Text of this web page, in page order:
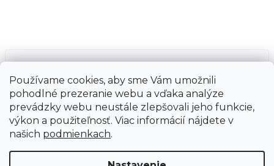
Používame cookies, aby sme Vám umožnili
pohodlné prezeranie webu a vďaka analýze
prevádzky webu neustále zlepšovali jeho funkcie,
výkon a použiteľnosť. Viac informácií nájdete v
našich podmienkach.
Ground Cycling Store